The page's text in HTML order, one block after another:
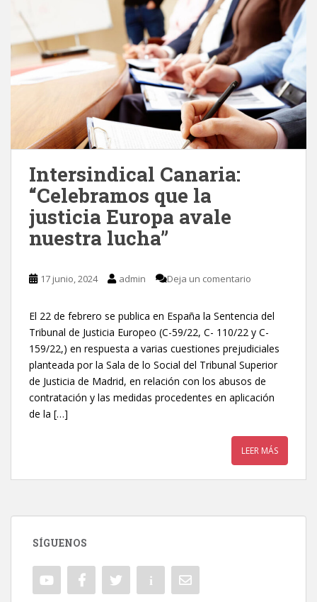
Intersindical Canaria:
“Celebramos que la
justicia Europa avale
nuestra lucha”
17 junio, 2024 admin Deja un comentario
El 22 de febrero se publica en España la Sentencia del
Tribunal de Justicia Europeo (C-59/22, C- 110/22 y C-
159/22,) en respuesta a varias cuestiones prejudiciales
planteada por la Sala de lo Social del Tribunal Superior
de Justicia de Madrid, en relación con los abusos de
contratación y las medidas procedentes en aplicación
de la […]
LEER MÁS
SÍGUENOS